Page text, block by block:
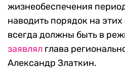
жизнеобеспечения
наводить порядок на
всегда должны быть в
заявлял глава
Александр Златкин.